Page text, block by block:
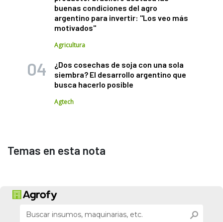
buenas condiciones del agro
argentino para invertir: "Los veo más
motivados"
Agricultura
¿Dos cosechas de soja con una sola
siembra? El desarrollo argentino que
busca hacerlo posible
Agtech
Temas en esta nota